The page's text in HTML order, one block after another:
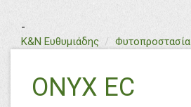
-
Κ&Ν Ευθυμιάδης textΦυτοπροστασία
ONYX EC